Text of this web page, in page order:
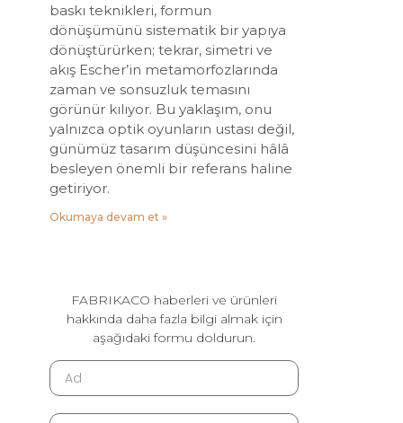
baskı teknikleri, formun
dönüşümünü sistematik bir yapıya
dönüştürürken; tekrar, simetri ve
akış Escher’in metamorfozlarında
zaman ve sonsuzluk temasını
görünür kılıyor. Bu yaklaşım, onu
yalnızca optik oyunların ustası değil,
günümüz tasarım düşüncesini hâlâ
besleyen önemli bir referans haline
getiriyor.
Okumaya devam et »
FABRIKACO haberleri ve ürünleri
hakkında daha fazla bilgi almak için
aşağıdaki formu doldurun.